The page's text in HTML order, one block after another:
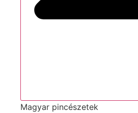
Magyar pincészetek